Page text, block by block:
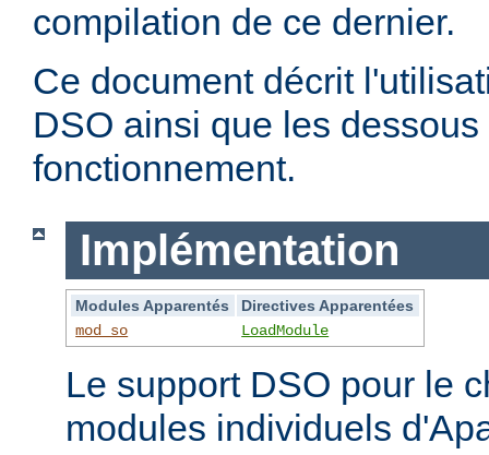
compilation de ce dernier.
Ce document décrit
DSO ainsi que les
fonctionnement.
Implémentation
Modules Apparentés
Directives Apparentées
mod_so
LoadModule
Le support DSO pour le
modules individuels